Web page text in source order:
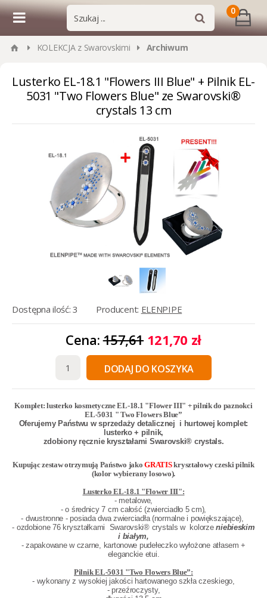
0
KOLEKCJA z Swarovskimi Archiwum
Lusterko EL-18.1 "Flowers III Blue" + Pilnik EL-
5031 "Two Flowers Blue" ze Swarovski®
crystals 13 cm
Dostępna ilość: 3 Producent: ELENPIPE
Cena:157,61 121,70 zł
DODAJ DO KOSZYKA
Komplet: lusterko kosmetyczne EL-18.1 "Flower III" + pilnik do paznokci
EL-5031 " Two Flowers Blue”
Oferujemy Państwu w sprzedaży detalicznej i hurtowej komplet:
lusterko + pilnik,
zdobiony ręcznie kryształami Swarovski® crystals.
Kupując zestaw otrzymują Państwo jakoGRATISkryształowy czeski pilnik
(kolor wybierany losowo).
Lusterko EL-18.1 "Flower III":
- metalowe,
- o średnicy 7 cm całość (zwierciadło 5 cm),
- dwustronne - posiada dwa zwierciadła (normalne i powiększające),
- ozdobione 76 kryształkami Swarovski® crystals w kolorzeniebieskim
i białym,
- zapakowane w czarne, kartonowe pudełeczko wyłożone atłasem +
eleganckie etui.
Pilnik EL-5031 "Two Flowers Blue”:
- wykonany z wysokiej jakości hartowanego szkła czeskiego,
- przeźroczysty,